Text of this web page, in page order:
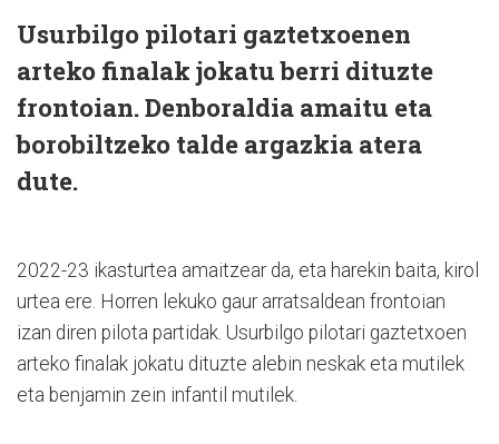
Usurbilgo pilotari gaztetxoenen
arteko finalak jokatu berri dituzte
frontoian. Denboraldia amaitu eta
borobiltzeko talde argazkia atera
dute.
2022-23 ikasturtea amaitzear da, eta harekin baita, kirol
urtea ere. Horren lekuko gaur arratsaldean frontoian
izan diren pilota partidak. Usurbilgo pilotari gaztetxoen
arteko finalak jokatu dituzte alebin neskak eta mutilek
eta benjamin zein infantil mutilek.